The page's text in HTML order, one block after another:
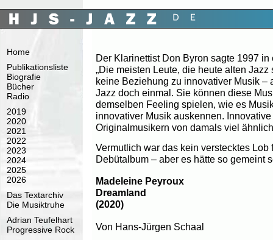
Home
Publikationsliste
Biografie
Bücher
Radio
2019
2020
2021
2022
2023
2024
2025
2026
Das Textarchiv
Die Musiktruhe
Adrian Teufelhart
Progressive Rock
Der Klarinettist Don Byron sagte 1997 in
„Die meisten Leute, die heute alten
keine Beziehung zu innovativer Musik –
Jazz doch einmal. Sie können diese
demselben Feeling spielen, wie es
innovativer Musik auskennen.
Originalmusikern von damals viel
Vermutlich war das kein verstecktes Lob
Debütalbum – aber es hätte so gemeint
Madeleine Peyroux
Dreamland
(2020)
Von Hans-Jürgen Schaal